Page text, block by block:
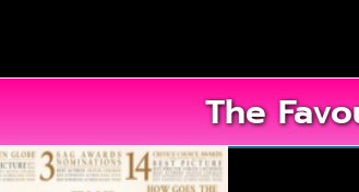
The